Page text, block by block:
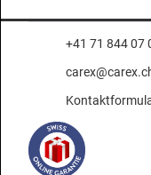
+41 71 844 07